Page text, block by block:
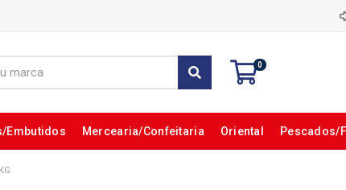
0
Embutidos Mercearia/Confeitaria Oriental Pescados/